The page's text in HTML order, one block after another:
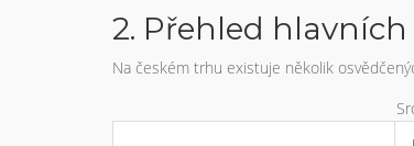
2. Přehled
Na českém trhu existuje několik